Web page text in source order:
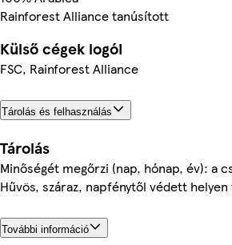
Rainforest Alliance tanúsított
Külső cégek logói
FSC, Rainforest Alliance
Tárolás és felhasználás
Tárolás
Minőségét megőrzi (nap, hónap, év): a
Hűvös, száraz, napfénytől védett
További információ